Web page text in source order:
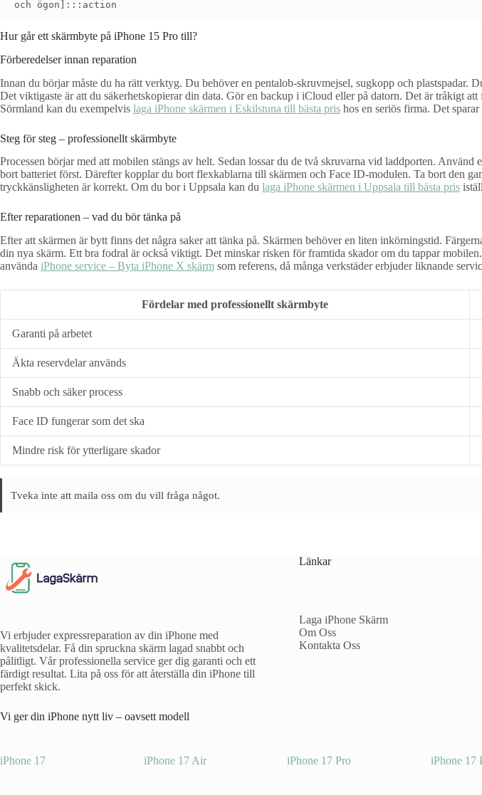
Hur går ett skärmbyte på iPhone 15 Pro till?
Förberedelser innan reparation
Innan du börjar måste du ha rätt verktyg. Du behöver en pentalob-skruvmejsel, sugkopp och
Det viktigaste är att du säkerhetskopierar din data. Gör en backup i iCloud eller på datorn. Det är tråkigt
Sörmland kan du exempelvis laga iPhone skärmen i Eskilstuna till bästa pris hos en seriös firma. Det
Steg för steg – professionellt skärmbyte
Processen börjar med att mobilen stängs av helt. Sedan lossar du de två skruvarna vid laddporten.
bort batteriet först. Därefter kopplar du bort flexkablarna till skärmen och Face ID-modulen. Ta bort den
tryckkänsligheten är korrekt. Om du bor i Uppsala kan du laga iPhone skärmen i Uppsala till bästa pris
Efter reparationen – vad du bör tänka på
Efter att skärmen är bytt finns det några saker att tänka på. Skärmen behöver en liten inkörningstid.
din nya skärm. Ett bra fodral är också viktigt. Det minskar risken för framtida skador om du tappar
använda iPhone service – Byta iPhone X skärm som referens, då många verkstäder erbjuder liknande
Fördelar med professionellt skärmbyte
Garanti på arbetet
Äkta reservdelar används
Snabb och säker process
Face ID fungerar som det ska
Mindre risk för ytterligare skador
Tveka inte att maila oss om du vill fråga något.
Vi erbjuder expressreparation av din iPhone med
kvalitetsdelar. Få din spruckna skärm lagad snabbt och
pålitligt. Vår professionella service ger dig garanti och ett
färdigt resultat. Lita på oss för att återställa din iPhone till
perfekt skick.
Länkar
Laga iPhone Skärm
Om Oss
Kontakta Oss
Vi ger din iPhone nytt liv – oavsett modell
iPhone 17 iPhone 17 Air iPhone 17 Pro iPhone 17